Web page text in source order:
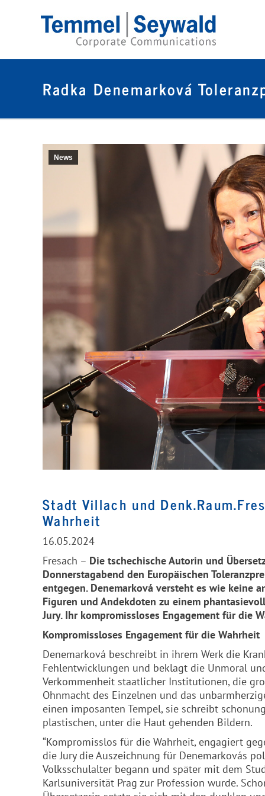
Radka Denemarková
News
Stadt Villach und
Wahrheit
16.05.2024
Fresach – Die tschechische Autorin und
Donnerstagabend den Europäischen
entgegen. Denemarková versteht es wie keine
Figuren und Andekdoten zu einem
Jury. Ihr kompromissloses Engagement für die
Kompromissloses Engagement für die Wahrheit
Denemarková beschreibt in ihrem Werk die
Fehlentwicklungen und beklagt die Unmoral
Verkommenheit staatlicher Institutionen, die
Ohnmacht des Einzelnen und das
einen imposanten Tempel, sie schreibt
plastischen, unter die Haut gehenden Bildern.
“Kompromisslos für die Wahrheit, engagiert
die Jury die Auszeichnung für Denemarkovás
Volksschulalter begann und später mit dem
Karlsuniversität Prag zur Profession wurde.